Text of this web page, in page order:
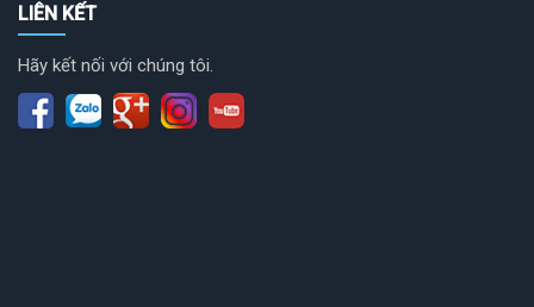
LIÊN KẾT
Hãy kết nối với chúng tôi.